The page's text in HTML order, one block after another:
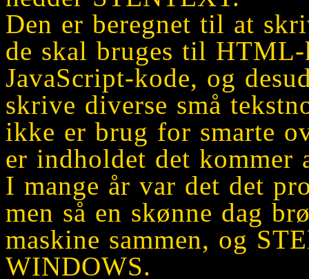
Den er beregnet til at
de skal bruges til
JavaScript-kode, og
skrive diverse små
ikke er brug for smarte
er indholdet det kommer
I mange år var det det
men så en skønne dag
maskine sammen, og
WINDOWS.